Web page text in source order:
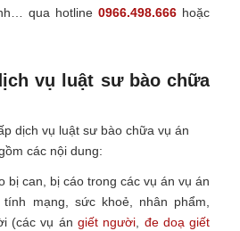
qua hotline0966.498.666 hoặc
vụ luật sư bào chữa
dịch vụ luật sư bào chữa vụ án
các nội dung:
bị can, bị cáo trong các vụ án vụ án
mạng, sức khoẻ, nhân phẩm,
(các vụ ángiết người, đe doạ giết